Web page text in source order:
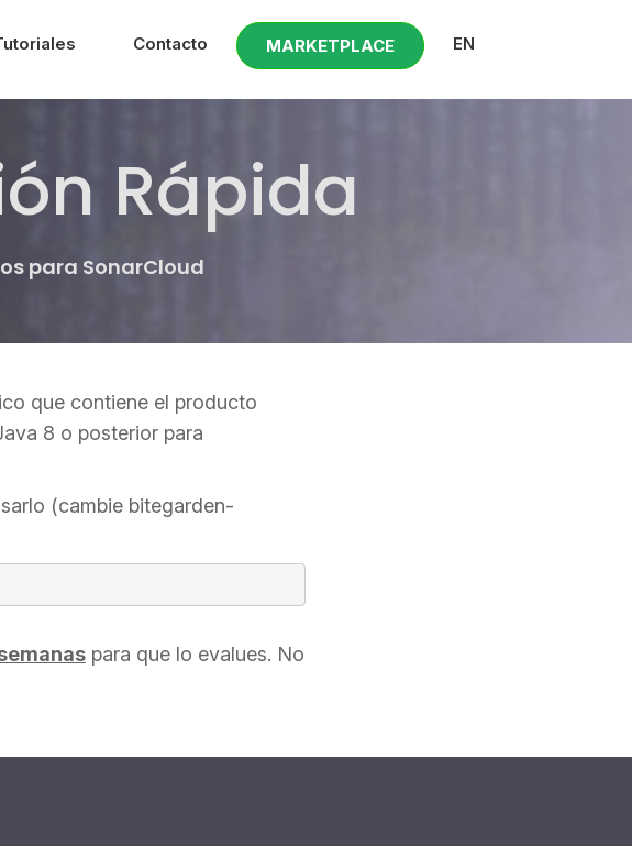
Contacto MARKETPLACE EN
Rápida
para SonarCloud
que contiene el producto
8 o posterior para
(cambie bitegarden-
para que lo evalues. No